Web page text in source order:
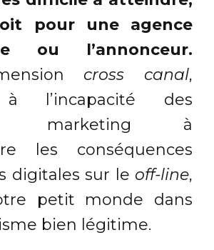
pour une agence
ou l’annonceur.
cross canal,
l’incapacité des
marketing à
les conséquences
digitales sur le off-line,
petit monde dans
bien légitime.